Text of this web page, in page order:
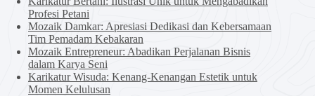
Profesi Petani
Mozaik Damkar: Apresiasi Dedikasi dan Kebersamaan
Tim Pemadam Kebakaran
Mozaik Entrepreneur: Abadikan Perjalanan Bisnis
dalam Karya Seni
Karikatur Wisuda: Kenang-Kenangan Estetik untuk
Momen Kelulusan